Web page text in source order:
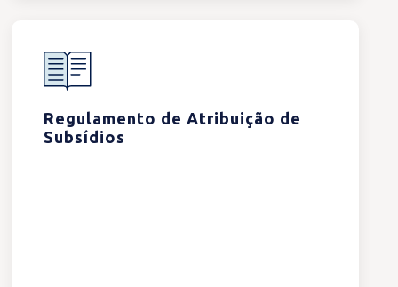
Regulamento de Atribuição de
Subsídios